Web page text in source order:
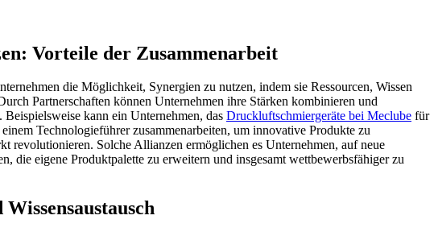
Vorteile der Zusammenarbeit
die Möglichkeit, Synergien zu nutzen, indem sie Ressourcen, Wissen
Partnerschaften können Unternehmen ihre Stärken kombinieren und
Beispielsweise kann ein Unternehmen, das Druckluftschmiergeräte bei Meclube für
Technologieführer zusammenarbeiten, um innovative Produkte zu
revolutionieren. Solche Allianzen ermöglichen es Unternehmen, auf neue
die eigene Produktpalette zu erweitern und insgesamt wettbewerbsfähiger zu